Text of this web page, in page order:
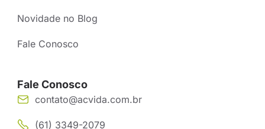
Novidade no Blog
Fale Conosco
Fale Conosco
contato@acvida.com.br
(61) 3349-2079